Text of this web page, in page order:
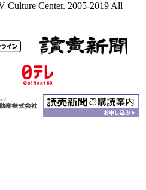
Center. 2005-2019 All